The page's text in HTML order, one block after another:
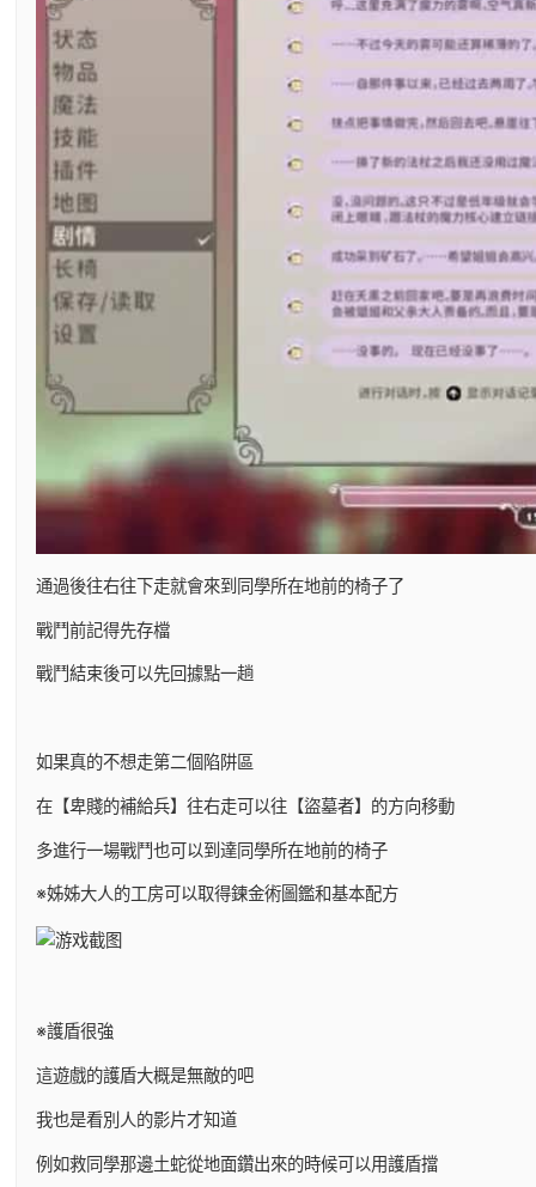
通過後往右往下走就會來到同學所在地前的椅子了
戰鬥前記得先存檔
戰鬥結束後可以先回據點一趟
如果真的不想走第二個陷阱區
在【卑賤的補給兵】往右走可以往【盜墓者】的方向移動
多進行一場戰鬥也可以到達同學所在地前的椅子
※姊姊大人的工房可以取得鍊金術圖鑑和基本配方
※護盾很強
這遊戲的護盾大概是無敵的吧
我也是看別人的影片才知道
例如救同學那邊土蛇從地面鑽出來的時候可以用護盾擋